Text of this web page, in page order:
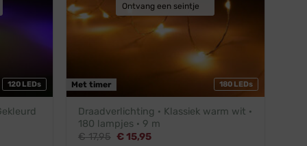
120 LEDs 180 LEDs
Met timer
Ontvang een seintje
Draadverlichting · Klassiek warm wit ·
180 lampjes · 9 m
€17,95 Oorspronkelijke
€15,95Huidige